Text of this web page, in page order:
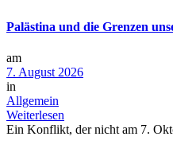
Palästina und die Grenzen
am
7. August 2026
in
Allgemein
Weiterlesen
Ein Konflikt, der nicht am 7.